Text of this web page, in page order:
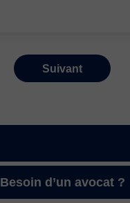
Suivant
Besoin d’un avocat ?